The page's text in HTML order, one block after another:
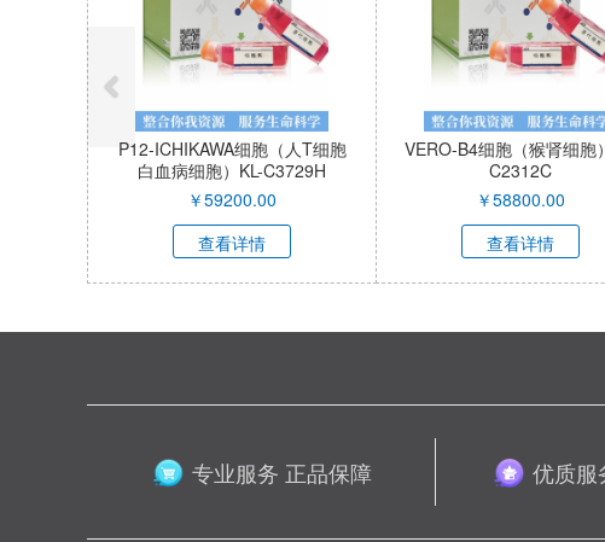
P12-ICHIKAWA细胞（人T细胞
白血病细胞）KL-C3729H
￥59200.00
查看详情
VERO-B4细胞（猴肾细胞
C2312C
￥58800.00
查看详情
专业服务 正品保障 优质服